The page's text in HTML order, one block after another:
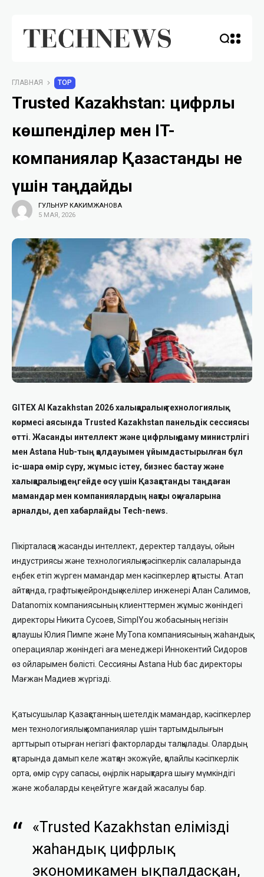
ГЛАВНАЯ TOP
Trusted Kazakhstan: цифрлық
көшпенділер мен IT-
компаниялар Қазақстанды не
үшін таңдайды
ГУЛЬНУР КАКИМЖАНОВА
5 МАЯ, 2026
GITEX AI Kazakhstan 2026 халықаралық технологиялық
көрмесі аясында Trusted Kazakhstan панельдік сессиясы
өтті. Жасанды интеллект және цифрлық даму министрлігі
мен Astana Hub-тың қолдауымен ұйымдастырылған бұл
іс-шара өмір сүру, жұмыс істеу, бизнес бастау және
халықаралық деңгейде өсу үшін Қазақстанды таңдаған
мамандар мен компаниялардың нақты оқиғаларына
арналды, деп хабарлайды Tech-news.
Пікірталасқа жасанды интеллект, деректер талдауы, ойын
индустриясы және технологиялық кәсіпкерлік салаларында
еңбек етіп жүрген мамандар мен кәсіпкерлер қатысты. Атап
айтқанда, графтық нейрондық желілер инженері Алан Салимов,
Datanomix компаниясының клиенттермен жұмыс жөніндегі
директоры Никита Сусоев, SimplYou жобасының негізін
қалаушы Юлия Пимпе және MyTona компаниясының жаһандық
операциялар жөніндегі аға менеджері Иннокентий Сидоров
өз ойларымен бөлісті. Сессияны Astana Hub бас директоры
Мағжан Мадиев жүргізді.
Қатысушылар Қазақстанның шетелдік мамандар, кәсіпкерлер
мен технологиялық компаниялар үшін тартымдылығын
арттырып отырған негізгі факторларды талқылады. Олардың
қатарында дамып келе жатқан экожүйе, қолайлы кәсіпкерлік
орта, өмір сүру сапасы, өңірлік нарықтарға шығу мүмкіндігі
және жобаларды кеңейтуге жағдай жасалуы бар.
«Trusted Kazakhstan еліміздің
жаһандық цифрлық
экономикамен ықпалдасқан,